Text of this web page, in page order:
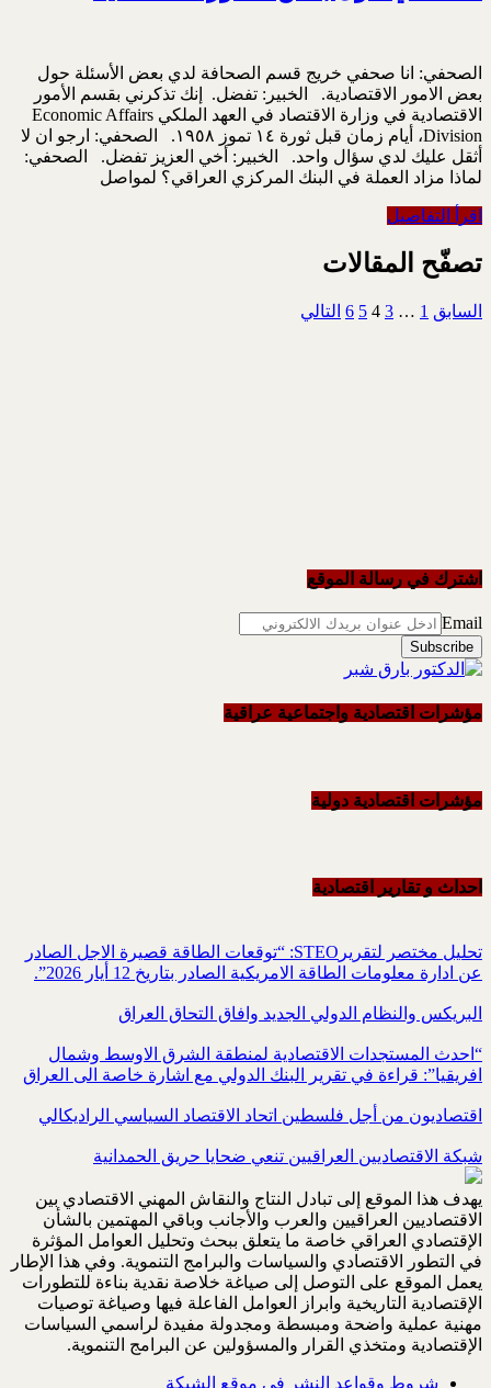
الصحفي: انا صحفي خريج قسم الصحافة لدي بعض الأسئلة حول
بعض الامور الاقتصادية. الخبير: تفضل. إنك تذكرني بقسم الأمور
الاقتصادية في وزارة الاقتصاد في العهد الملكي Economic Affairs
Division، أيام زمان قبل ثورة ١٤ تموز ١٩٥٨. الصحفي: ارجو ان لا
أثقل عليك لدي سؤال واحد. الخبير: أخي العزيز تفضل. الصحفي:
لماذا مزاد العملة في البنك المركزي العراقي؟ لمواصل
اقرأ التفاصيل
تصفّح المقالات
السابق 1
…
3
4
5
6 التالي
اشترك في رسالة الموقع
Email
مؤشرات اقتصادية واجتماعية عراقية
مؤشرات اقتصادية دولية
احداث و تقاریر اقتصادیة
تحليل مختصر لتقريرSTEO‏: “توقعات الطاقة قصيرة الاجل الصادر
عن ادارة معلومات الطاقة الامريكية ‏الصادر بتاريخ 12 أيار 2026”.‏
البريكس والنظام الدولي الجديد وافاق التحاق العراق
“احدث المستجدات الاقتصادية لمنطقة الشرق الاوسط وشمال
افريقيا”: قراءة في تقرير البنك الدولي مع اشارة خاصة الى العراق
اقتصاديون من أجل فلسطين اتحاد الاقتصاد السياسي الراديكالي
شبكة الاقتصاديين العراقيين تنعي ضحايا حريق الحمدانية
يهدف هذا الموقع إلى تبادل النتاج والنقاش المهني الاقتصادي بين
الاقتصاديين العراقيين والعرب والأجانب وباقي المهتمين بالشأن
الإقتصادي العراقي خاصة ما يتعلق ببحث وتحليل العوامل المؤثرة
في التطور الاقتصادي والسياسات والبرامج التنموية. وفي هذا الإطار
يعمل الموقع على التوصل إلى صياغة خلاصة نقدية بناءة للتطورات
الإقتصادية التاريخية وابراز العوامل الفاعلة فيها وصياغة توصيات
مهنية عملية واضحة ومبسطة ومجدولة مفيدة لراسمي السياسات
الإقتصادية ومتخذي القرار والمسؤولين عن البرامج التنموية.
شروط وقواعد النشر في موقع الشبكة